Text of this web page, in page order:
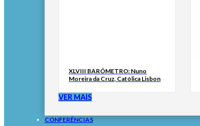
XLVIII BARÓMETRO: Nuno
Moreira da Cruz, Católica Lisbon
VER MAIS
CONFERÊNCIAS